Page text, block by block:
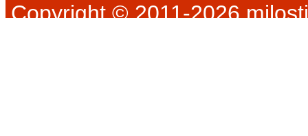
Copyright © 2011-2026